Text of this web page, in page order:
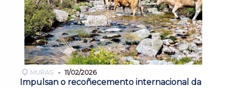
MURAS 11/02/2026
Impulsan o recoñecemento internacional da